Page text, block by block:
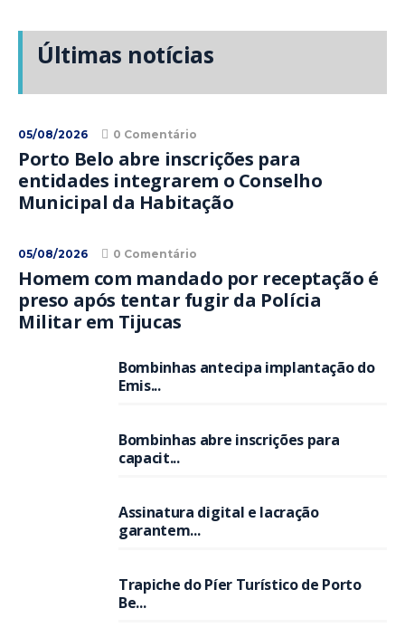
Últimas notícias
05/08/2026 0 Comentário
Porto Belo abre inscrições para
entidades integrarem o Conselho
Municipal da Habitação
05/08/2026 0 Comentário
Homem com mandado por receptação é
preso após tentar fugir da Polícia
Militar em Tijucas
Bombinhas antecipa implantação do
Emis...
Bombinhas abre inscrições para
capacit...
Assinatura digital e lacração
garantem...
Trapiche do Píer Turístico de Porto
Be...